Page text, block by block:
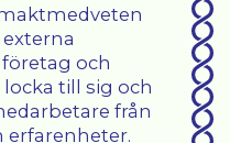
och
till sig och
från
erfarenheter.